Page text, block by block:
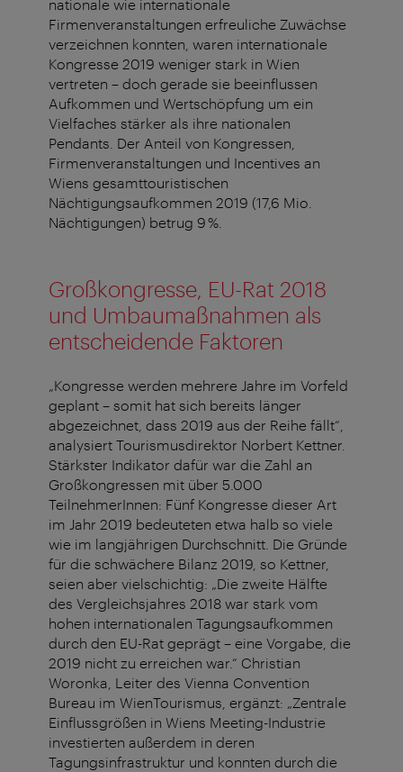
nationale wie internationale
Firmenveranstaltungen erfreuliche Zuwächse
verzeichnen konnten, waren internationale
Kongresse 2019 weniger stark in Wien
vertreten – doch gerade sie beeinflussen
Aufkommen und Wertschöpfung um ein
Vielfaches stärker als ihre nationalen
Pendants. Der Anteil von Kongressen,
Firmenveranstaltungen und Incentives an
Wiens gesamttouristischen
Nächtigungsaufkommen 2019 (17,6 Mio.
Nächtigungen) betrug 9 %.
Großkongresse, EU-Rat 2018
und Umbaumaßnahmen als
entscheidende Faktoren
„Kongresse werden mehrere Jahre im Vorfeld
geplant – somit hat sich bereits länger
abgezeichnet, dass 2019 aus der Reihe fällt“,
analysiert Tourismusdirektor Norbert Kettner.
Stärkster Indikator dafür war die Zahl an
Großkongressen mit über 5.000
TeilnehmerInnen: Fünf Kongresse dieser Art
im Jahr 2019 bedeuteten etwa halb so viele
wie im langjährigen Durchschnitt. Die Gründe
für die schwächere Bilanz 2019, so Kettner,
seien aber vielschichtig: „Die zweite Hälfte
des Vergleichsjahres 2018 war stark vom
hohen internationalen Tagungsaufkommen
durch den EU-Rat geprägt – eine Vorgabe, die
2019 nicht zu erreichen war.“ Christian
Woronka, Leiter des Vienna Convention
Bureau im WienTourismus, ergänzt: „Zentrale
Einflussgrößen in Wiens Meeting-Industrie
investierten außerdem in deren
Tagungsinfrastruktur und konnten durch die